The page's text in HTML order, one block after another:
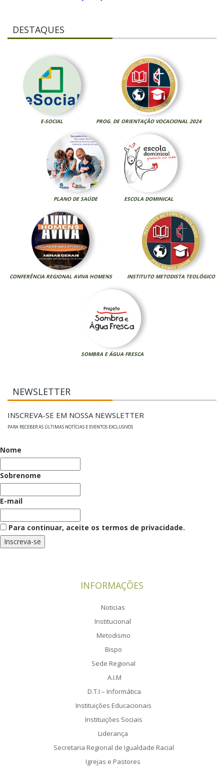
DESTAQUES
E-SOCIAL PROG. DE ORIENTAÇÃO VOCACIONAL 2024
PLANO DE SAÚDE ESCOLA DOMINICAL
CONFERÊNCIA REGIONAL AVIVA HOMENS INSTITUTO METODISTA TEOLÓGICO
SOMBRA E ÁGUA FRESCA
NEWSLETTER
INSCREVA-SE EM NOSSA NEWSLETTER
PARA RECEBER AS ÚLTIMAS NOTÍCIAS E EVENTOS EXCLUSIVOS
Nome
Sobrenome
E-mail
Para continuar, aceite os termos de privacidade.
INFORMAÇÕES
Noticias
Institucional
Metodismo
Bispo
Sede Regional
A.I.M
D.T.I – Informática
Instituições Educacionais
Instituições Sociais
Liderança
Secretaria Regional de Igualdade Racial
Igrejas e Pastores